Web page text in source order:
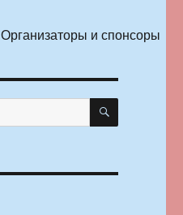
Организаторы и спонсоры
ПОИСК